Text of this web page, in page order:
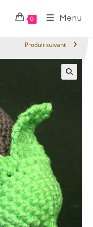
0 Menu
Produit suivant